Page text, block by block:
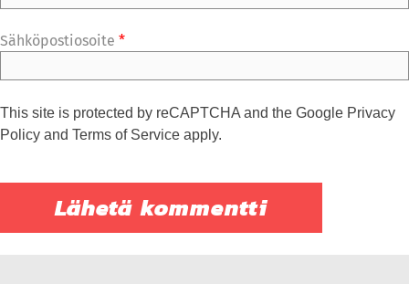
Sähköpostiosoite *
This site is protected by reCAPTCHA and the Google Privacy
Policy and Terms of Service apply.